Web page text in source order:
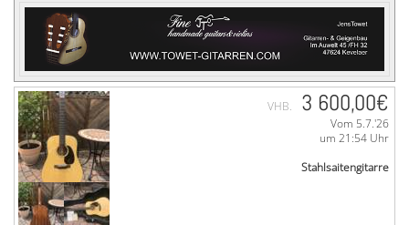
VHB. 3 600,00€
Vom 5.7.'26
um 21:54 Uhr
Stahlsaitengitarre